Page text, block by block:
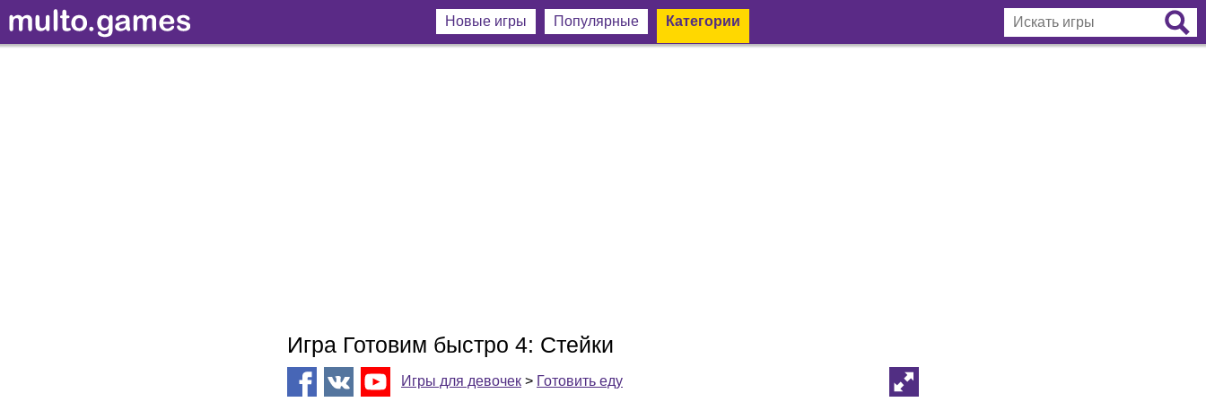
Новые игры Популярные Категории
Игра Готовим быстро 4: Стейки
Игры для девочек > Готовить еду